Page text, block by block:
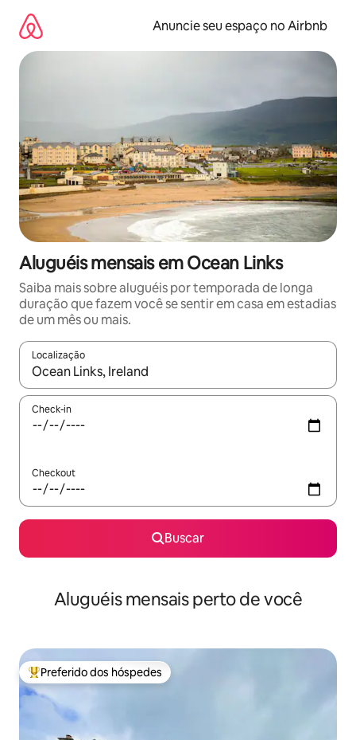
para
conteúdo
Anuncie seu espaço no Airbnb
Aluguéis mensais em Ocean Links
Saiba mais sobre aluguéis por temporada de longa
duração que fazem você se sentir em casa em estadias
de um mês ou mais.
Localização
Quando os resultados estiverem disponíveis, explore-os
Check-in
Checkout
Buscar
Aluguéis mensais perto de você
Entre os melhores preferidos dos hóspedes
Preferido dos hóspedes